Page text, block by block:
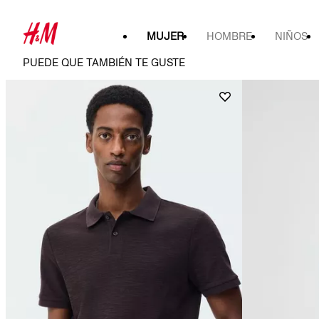
MUJER HOMBRE NIÑOS
PUEDE QUE TAMBIÉN TE GUSTE